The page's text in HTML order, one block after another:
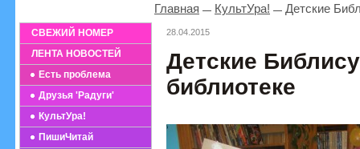
СВЕЖИЙ НОМЕР
ЛЕНТА НОВОСТЕЙ
Есть проблема
Друзья 'Радуги'
КультУра!
ПишиЧитай
Главная КультУра! Детские
28.04.2015
Детские
библиотеке